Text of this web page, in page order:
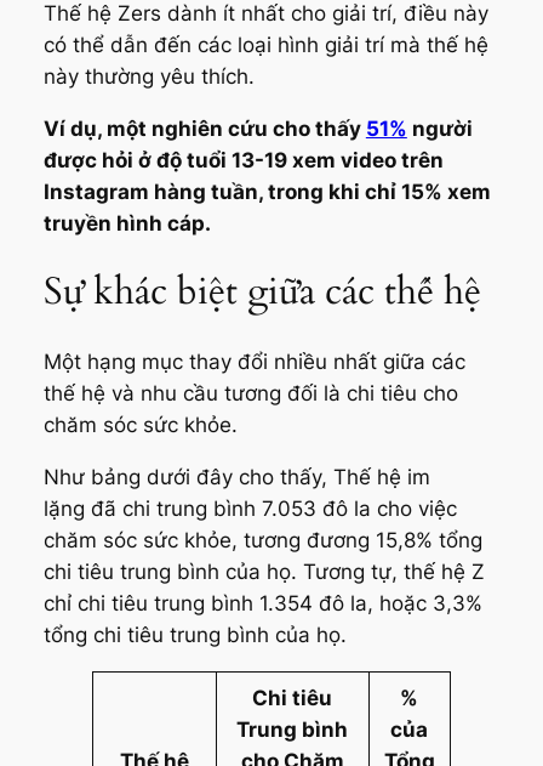
Thế hệ Zers dành ít nhất cho giải trí, điều này
có thể dẫn đến các loại hình giải trí mà thế hệ
này thường yêu thích.
Ví dụ, một nghiên cứu cho thấy 51% người
được hỏi ở độ tuổi 13-19 xem video trên
Instagram hàng tuần, trong khi chỉ 15% xem
truyền hình cáp.
Sự khác biệt giữa các thế hệ
Một hạng mục thay đổi nhiều nhất giữa các
thế hệ và nhu cầu tương đối là chi tiêu cho
chăm sóc sức khỏe.
Như bảng dưới đây cho thấy, Thế hệ im
lặng đã chi trung bình 7.053 đô la cho việc
chăm sóc sức khỏe, tương đương 15,8% tổng
chi tiêu trung bình của họ. Tương tự, thế hệ Z
chỉ chi tiêu trung bình 1.354 đô la, hoặc 3,3%
tổng chi tiêu trung bình của họ.
Thế hệ
Chi tiêu
Trung bình
cho Chăm
%
của
Tổng